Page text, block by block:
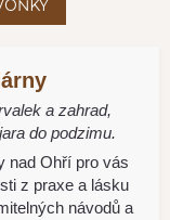
a zahrad,
do podzimu.
nad Ohří pro vás
z praxe a lásku
návodů a